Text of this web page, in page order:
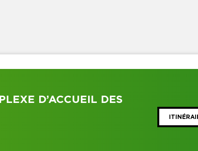
D’ACCUEIL DES